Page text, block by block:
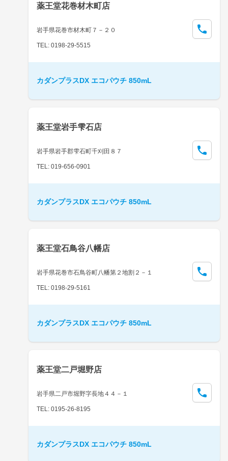
薬王堂花巻材木町店
岩手県花巻市材木町７－２０
TEL: 0198-29-5515
カダンプラスDX エコパウチ 850mL
薬王堂岩手雫石店
岩手県岩手郡雫石町千刈田８７
TEL: 019-656-0901
カダンプラスDX エコパウチ 850mL
薬王堂石鳥谷八幡店
岩手県花巻市石鳥谷町八幡第２地割２－１
TEL: 0198-29-5161
カダンプラスDX エコパウチ 850mL
薬王堂二戸堀野店
岩手県二戸市堀野字長地４４－１
TEL: 0195-26-8195
カダンプラスDX エコパウチ 850mL